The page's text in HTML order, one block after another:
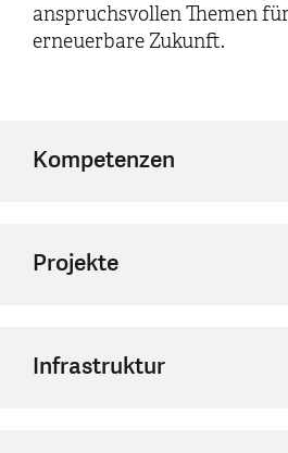
anspruchsvollen Themen
erneuerbare Zukunft.
Kompetenzen
Projekte
Infrastruktur